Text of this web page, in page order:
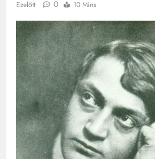
Ezelőtt
0 10 Mins